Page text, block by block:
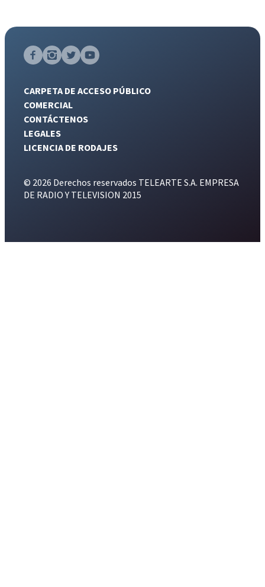
CARPETA DE ACCESO PÚBLICO
COMERCIAL
CONTÁCTENOS
LEGALES
LICENCIA DE RODAJES
© 2026 Derechos reservados TELEARTE S.A. EMPRESA
DE RADIO Y TELEVISION 2015